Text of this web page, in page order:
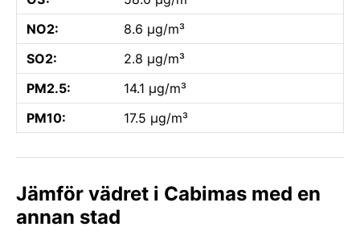
NO2:
8.6 µg/m³
SO2:
2.8 µg/m³
PM2.5:
14.1 µg/m³
PM10:
17.5 µg/m³
Jämför vädret i Cabimas med en
annan stad